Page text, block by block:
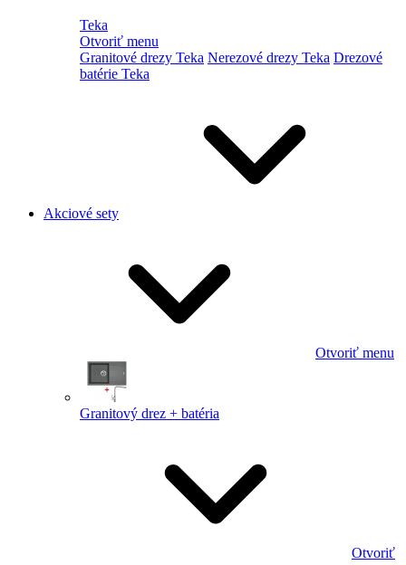
Teka
Otvoriť menu
Granitové drezy Teka Nerezové drezy Teka Drezové
batérie Teka
Akciové sety
Otvoriť menu
Granitový drez + batéria
Otvoriť